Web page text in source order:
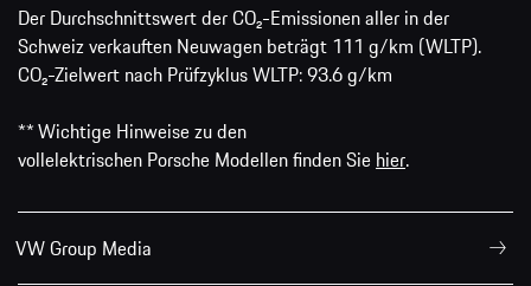
Der Durchschnittswert der CO₂-Emissionen aller in der
Schweiz verkauften Neuwagen beträgt 111 g/km (WLTP).
CO₂-Zielwert nach Prüfzyklus WLTP: 93.6 g/km
** Wichtige Hinweise zu den
vollelektrischen Porsche Modellen finden Sie hier.
VW Group Media